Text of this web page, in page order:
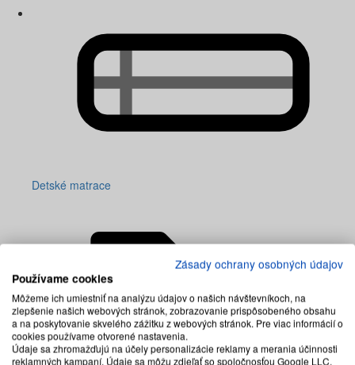
Detské matrace
Zásady ochrany osobných údajov
Používame cookies
Môžeme ich umiestniť na analýzu údajov o našich návštevníkoch, na
zlepšenie našich webových stránok, zobrazovanie prispôsobeného obsahu
a na poskytovanie skvelého zážitku z webových stránok. Pre viac informácií o
cookies používame otvorené nastavenia.
Údaje sa zhromažďujú na účely personalizácie reklamy a merania účinnosti
reklamných kampaní. Údaje sa môžu zdieľať so spoločnosťou Google LLC,